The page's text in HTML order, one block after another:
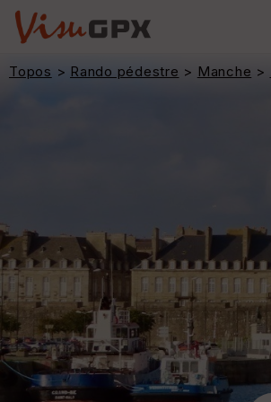
Topos > Rando pédestre > Manche >